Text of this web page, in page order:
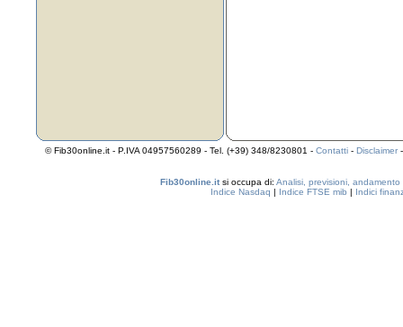
© Fib30online.it - P.IVA 04957560289 - Tel. (+39) 348/8230801 - Contatti - Disclaimer
Fib30online.it si occupa di: Analisi, previsioni, andamento
Indice Nasdaq | Indice FTSE mib | Indici